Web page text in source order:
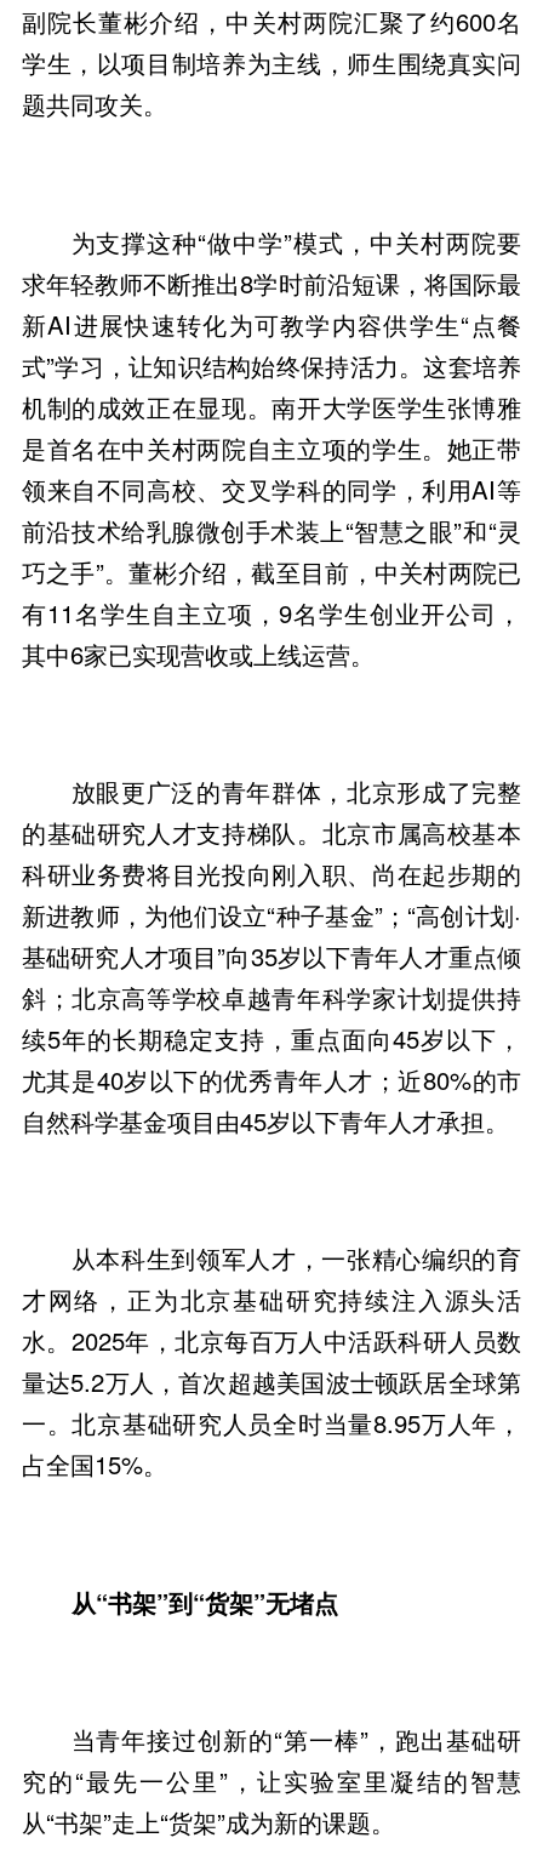
副院长董彬介绍，中关村两院汇聚了约600名
学生，以项目制培养为主线，师生围绕真实问
题共同攻关。
为支撑这种“做中学”模式，中关村两院要
求年轻教师不断推出8学时前沿短课，将国际最
新AI进展快速转化为可教学内容供学生“点餐
式”学习，让知识结构始终保持活力。这套培养
机制的成效正在显现。南开大学医学生张博雅
是首名在中关村两院自主立项的学生。她正带
领来自不同高校、交叉学科的同学，利用AI等
前沿技术给乳腺微创手术装上“智慧之眼”和“灵
巧之手”。董彬介绍，截至目前，中关村两院已
有11名学生自主立项，9名学生创业开公司，
其中6家已实现营收或上线运营。
放眼更广泛的青年群体，北京形成了完整
的基础研究人才支持梯队。北京市属高校基本
科研业务费将目光投向刚入职、尚在起步期的
新进教师，为他们设立“种子基金”；“高创计划·
基础研究人才项目”向35岁以下青年人才重点倾
斜；北京高等学校卓越青年科学家计划提供持
续5年的长期稳定支持，重点面向45岁以下，
尤其是40岁以下的优秀青年人才；近80%的市
自然科学基金项目由45岁以下青年人才承担。
从本科生到领军人才，一张精心编织的育
才网络，正为北京基础研究持续注入源头活
水。2025年，北京每百万人中活跃科研人员数
量达5.2万人，首次超越美国波士顿跃居全球第
一。北京基础研究人员全时当量8.95万人年，
占全国15%。
从“书架”到“货架”无堵点
当青年接过创新的“第一棒”，跑出基础研
究的“最先一公里”，让实验室里凝结的智慧
从“书架”走上“货架”成为新的课题。